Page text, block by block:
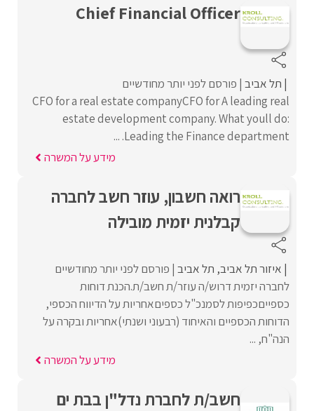
Chief Financial Officer
תל אביב פורסם לפני יותר מחודשיים
CFO for a real estate companyCFO for A leading real
estate development company. What youll do:
Leading the Finance department. ...
מידע על המשרה
רואה חשבון, עוזר חשב לחברה
קבלנית יזמית מובילה
איזור תל אביב תל אביב פורסם לפני יותר מחודשיים
לחברה יזמית דרוש/ה עוזר/ת חשב/ת.הכנת דוחות
כספייםכפיפות לסמנכ"ל כספיםאחריות על הדיווח הכספי,
הדוחות הכספיים והאיחוד (רבעוני ושנתי)אחריות ובקרה על
הנה"ח, ...
מידע על המשרה
חשב/ת לחברת נדל"ן בבת ים